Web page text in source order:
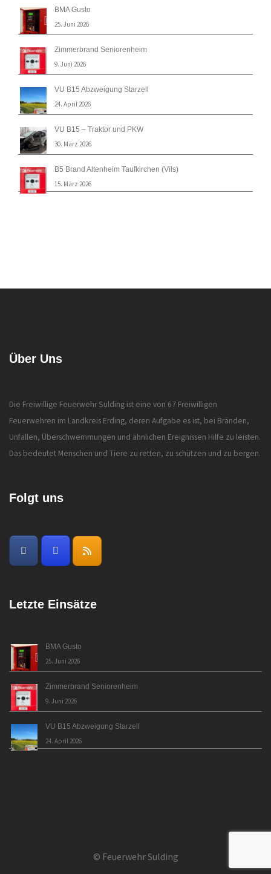
BMA Gusto
25. Juni 2026
Zimmerbrand Seniorenheim
9. Juni 2026
VU B15 Abzweigung Starzell
24. April 2026
VU B15 – Traktor und PKW
30. März 2026
B5 Brand Altenheim Taufkirchen (Vils)
15. März 2026
Über Uns
Die Freiwillige Feuerwehr Sulding ist eine von 67 Freiwilligen
Feuerwehren im Landkreis Erding, deren Aufgabe es ist, bei Bränden,
Unfällen, Überschwemmungen und ähnlichen Ereignissen Hilfe zu leisten.
Das bedeutet Menschen und Tiere zu retten, zu schützen und zu bergen.
Folgt uns
Letzte Einsätze
BMA Gusto
25. Juni 2026
Zimmerbrand Seniorenheim
9. Juni 2026
VU B15 Abzweigung Starzell
24. April 2026
© Feuerwehr Sulding